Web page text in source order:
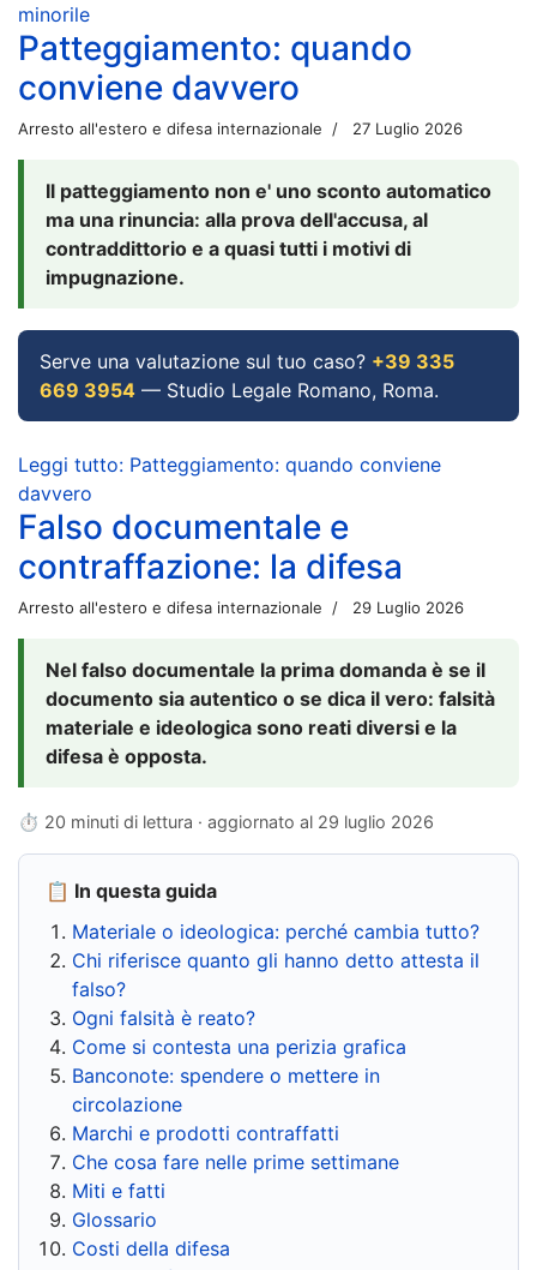
minorile
Patteggiamento: quando
conviene davvero
Arresto all'estero e difesa internazionale 27 Luglio 2026
Il patteggiamento non e' uno sconto automatico
ma una rinuncia: alla prova dell'accusa, al
contraddittorio e a quasi tutti i motivi di
impugnazione.
Serve una valutazione sul tuo caso? +39 335
669 3954 — Studio Legale Romano, Roma.
Leggi tutto: Patteggiamento: quando conviene
davvero
Falso documentale e
contraffazione: la difesa
Arresto all'estero e difesa internazionale 29 Luglio 2026
Nel falso documentale la prima domanda è se il
documento sia autentico o se dica il vero: falsità
materiale e ideologica sono reati diversi e la
difesa è opposta.
⏱ 20 minuti di lettura · aggiornato al 29 luglio 2026
📋 In questa guida
Materiale o ideologica: perché cambia tutto?
Chi riferisce quanto gli hanno detto attesta il
falso?
Ogni falsità è reato?
Come si contesta una perizia grafica
Banconote: spendere o mettere in
circolazione
Marchi e prodotti contraffatti
Che cosa fare nelle prime settimane
Miti e fatti
Glossario
Costi della difesa